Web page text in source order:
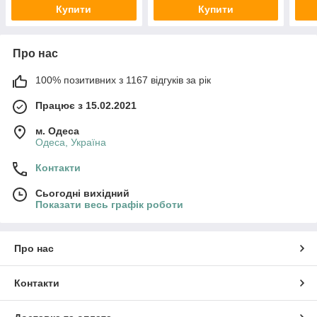
Купити Купити
Про нас
100% позитивних з 1167 відгуків за рік
Працює з 15.02.2021
м. Одеса
Одеса, Україна
Контакти
Сьогодні вихідний
Показати весь графік роботи
Про нас
Контакти